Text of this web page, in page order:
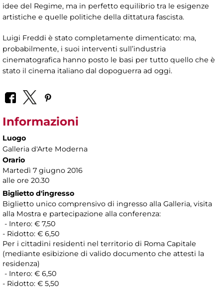
idee del Regime, ma in perfetto equilibrio tra le esigenze
artistiche e quelle politiche della dittatura fascista.
Luigi Freddi è stato completamente dimenticato: ma,
probabilmente, i suoi interventi sull’industria
cinematografica hanno posto le basi per tutto quello che è
stato il cinema italiano dal dopoguerra ad oggi.
Informazioni
Luogo
Galleria d'Arte Moderna
Orario
Martedì 7 giugno 2016
alle ore 20.30
Biglietto d'ingresso
Biglietto unico comprensivo di ingresso alla Galleria, visita
alla Mostra e partecipazione alla conferenza:
- Intero: € 7,50
- Ridotto: € 6,50
Per i cittadini residenti nel territorio di Roma Capitale
(mediante esibizione di valido documento che attesti la
residenza)
- Intero: € 6,50
- Ridotto: € 5,50